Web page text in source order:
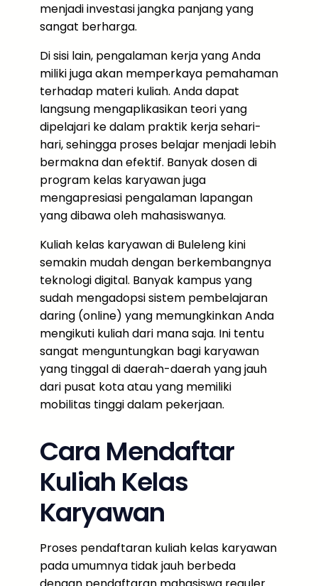
menjadi investasi jangka panjang yang
sangat berharga.
Di sisi lain, pengalaman kerja yang Anda
miliki juga akan memperkaya pemahaman
terhadap materi kuliah. Anda dapat
langsung mengaplikasikan teori yang
dipelajari ke dalam praktik kerja sehari-
hari, sehingga proses belajar menjadi lebih
bermakna dan efektif. Banyak dosen di
program kelas karyawan juga
mengapresiasi pengalaman lapangan
yang dibawa oleh mahasiswanya.
Kuliah kelas karyawan di Buleleng kini
semakin mudah dengan berkembangnya
teknologi digital. Banyak kampus yang
sudah mengadopsi sistem pembelajaran
daring (online) yang memungkinkan Anda
mengikuti kuliah dari mana saja. Ini tentu
sangat menguntungkan bagi karyawan
yang tinggal di daerah-daerah yang jauh
dari pusat kota atau yang memiliki
mobilitas tinggi dalam pekerjaan.
Cara Mendaftar
Kuliah Kelas
Karyawan
Proses pendaftaran kuliah kelas karyawan
pada umumnya tidak jauh berbeda